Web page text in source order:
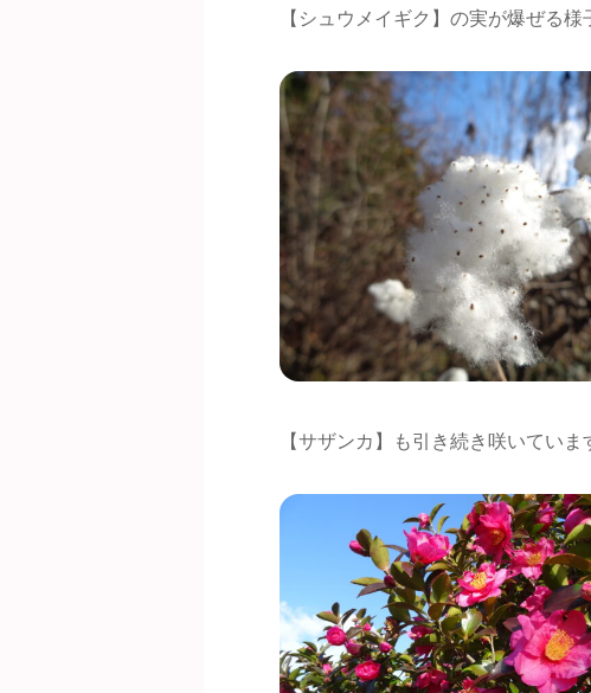
【シュウメイギク】の実が爆ぜる
【サザンカ】も引き続き咲いてい